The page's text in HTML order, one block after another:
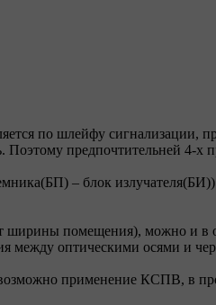
по шлейфу сигнализации,
предпочтительней 4-х
– блок излучателя(БИ))
помещения), можно и в
между оптическими осями и
применение КСПВ, в